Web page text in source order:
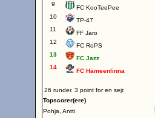
9
FC KooTeePee
10
TP-47
11
FF Jaro
12
FC RoPS
13
FC Jazz
14
FC Hämeenlinna
26 runder. 3 point for en sejr.
Topscorer(ere)
Pohja, Antti